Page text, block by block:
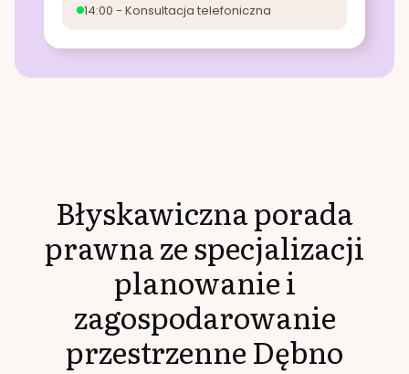
14:00 - Konsultacja telefoniczna
Błyskawiczna porada
prawna ze specjalizacji
planowanie i
zagospodarowanie
przestrzenneDębno